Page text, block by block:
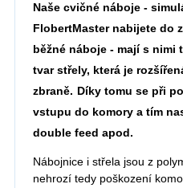
Naše cvičné náboje -
FlobertMaster nabijete do
běžné náboje - mají s nimi
tvar střely, která je
zbraně. Díky tomu se při
vstupu do komory a tím
double feed apod.
Nábojnice i střela jsou z
nehrozí tedy poškození